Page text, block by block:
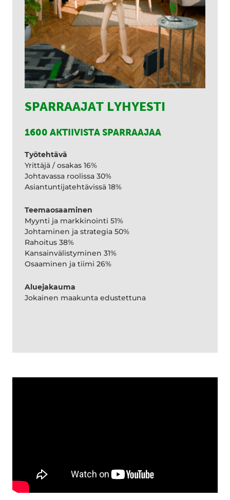
SPARRAAJAT LYHYESTI
1600 AKTIIVISTA SPARRAAJAA
Työtehtävä
Yrittäjä / osakas 16%
Johtavassa roolissa 30%
Asiantuntijatehtävissä 18%
Teemaosaaminen
Myynti ja markkinointi 51%
Johtaminen ja strategia 50%
Rahoitus 38%
Kansainvälistyminen 31%
Osaaminen ja tiimi 26%
Aluejakauma
Jokainen maakunta edustettuna